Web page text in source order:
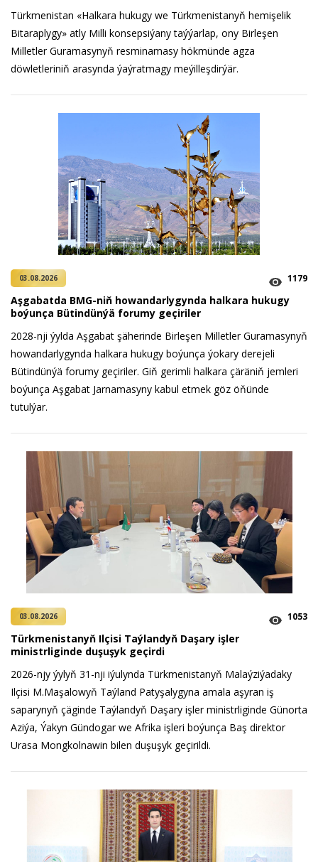
Türkmenistan «Halkara hukugy we Türkmenistanyň hemişelik
Bitaraplygy» atly Milli konsepsiýany taýýarlap, ony Birleşen
Milletler Guramasynyň resminamasy hökmünde agza
döwletleriniň arasynda ýaýratmagy meýilleşdirýär.
03.08.2026 1179
Aşgabatda BMG-niň howandarlygynda halkara hukugy
boýunça Bütindünýä forumy geçiriler
2028-nji ýylda Aşgabat şäherinde Birleşen Milletler Guramasynyň
howandarlygynda halkara hukugy boýunça ýokary derejeli
Bütindünýä forumy geçiriler. Giň gerimli halkara çäräniň jemleri
boýunça Aşgabat Jarnamasyny kabul etmek göz öňünde
tutulýar.
03.08.2026 1053
Türkmenistanyň Ilçisi Taýlandyň Daşary işler
ministrliginde duşuşyk geçirdi
2026-njy ýylyň 31-nji iýulynda Türkmenistanyň Malaýziýadaky
Ilçisi M.Maşalowyň Taýland Patyşalygyna amala aşyran iş
saparynyň çäginde Taýlandyň Daşary işler ministrliginde Günorta
Aziýa, Ýakyn Gündogar we Afrika işleri boýunça Baş direktor
Urasa Mongkolnawin bilen duşuşyk geçirildi.